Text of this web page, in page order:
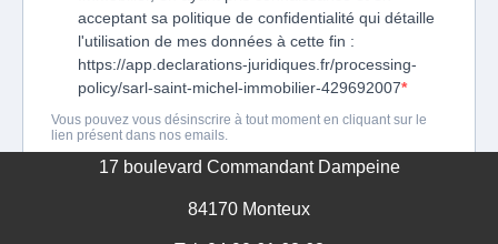
17 boulevard Commandant Dampeine
84170 Monteux